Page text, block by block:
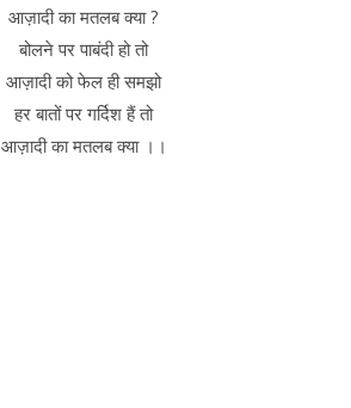
आज़ादी का मतलब क्या ?
बोलने पर पाबंदी हो तो
आज़ादी को फेल ही समझो
हर बातों पर गर्दिश हैं तो
आज़ादी का मतलब क्या ।।